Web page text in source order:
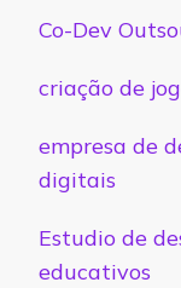
Co-Dev
criação de
empresa de
digitais
Estudio de
educativos